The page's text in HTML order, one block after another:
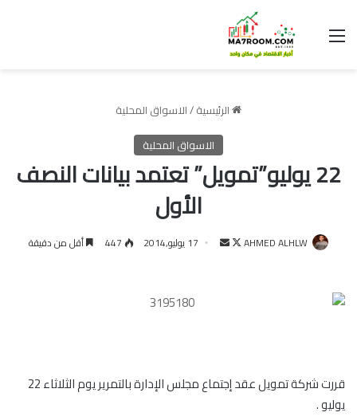
القائمة
الرئيسية/الاسواق المحلية
الاسواق المحلية
22 يوليو”تمويل” تعتمد بيانات النصف
الأول
AHMED ALHLW
تابعأرسل 17 يوليو,2014 447 أقل من دقيقة
قررت شركة تمويل عقد إجتماع مجلس الإدارة بالتمرير يوم الثلاثاء 22
يوليو .